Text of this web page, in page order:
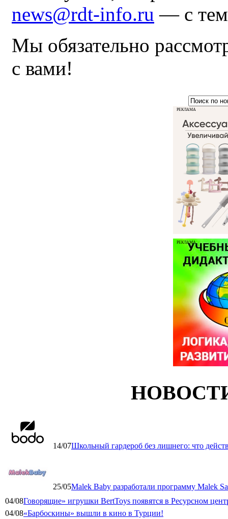
news@rdt-info.ru — с
Мы обязательно
с вами!
РЕКЛАМА
РЕКЛАМА
14/07Школьный гардероб без лишнего: что
25/05Malek Baby разработали программу Malek
04/08Говорящие» игрушки BertToys появятся в Ресурсном
04/08«Барбоскины» вышли в кино в Турции!